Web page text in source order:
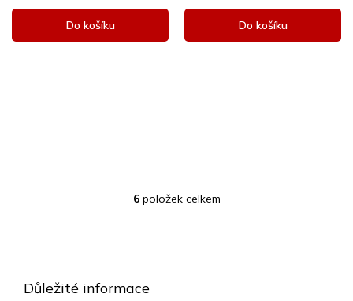
Do košíku Do košíku
O
6položek celkem
Důležité informace